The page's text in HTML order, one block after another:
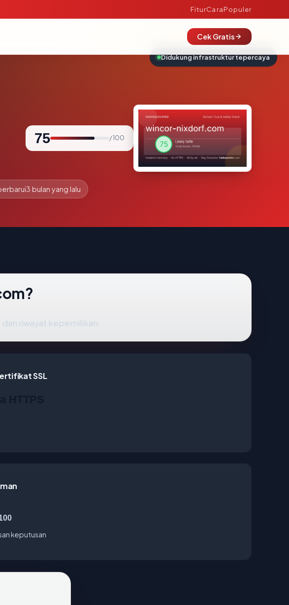
FiturCaraPopuler
Cek Gratis
75 / 100
3 bulan yang lalu
riwayat kepemilikan.
SSL
keputusan
Didukung infrastruktur tepercaya